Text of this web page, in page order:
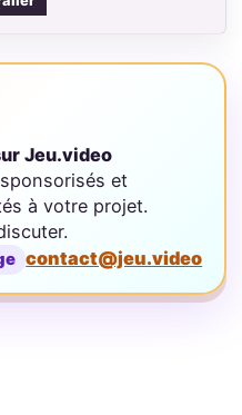
Jeu.video
et
à votre projet.
contact@jeu.video